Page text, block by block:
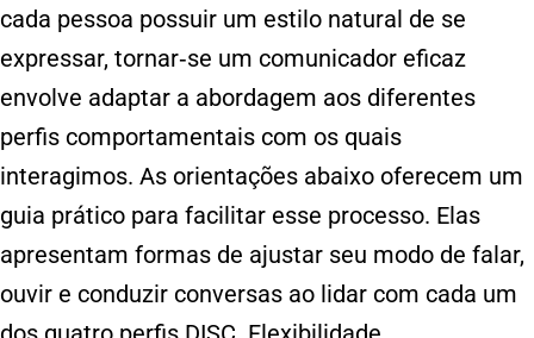
cada pessoa possuir um estilo natural de se
expressar, tornar‐se um comunicador eficaz
envolve adaptar a abordagem aos diferentes
perfis comportamentais com os quais
interagimos. As orientações abaixo oferecem um
guia prático para facilitar esse processo. Elas
apresentam formas de ajustar seu modo de falar,
ouvir e conduzir conversas ao lidar com cada um